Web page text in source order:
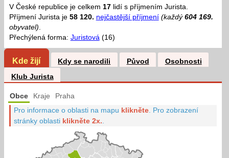
V České republice je celkem 17lidí s příjmením Jurista.
Příjmení Jurista je 58 120. nejčastější příjmení (každý 604 169.
obyvatel).
Přechýlená forma: Juristová(16)
Kde žijí Kdy se narodili Původ
Osobnosti
Klub Jurista
Obce Kraje Praha
Pro informace o oblasti na mapu klikněte Pro zobrazení
stránky oblasti klikněte 2x.